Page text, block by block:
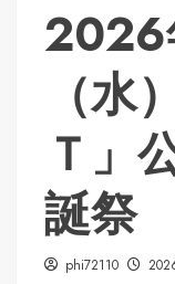
2026
（水
Ｔ」
誕祭
phi72110